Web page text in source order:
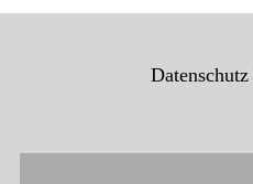
Datenschutz